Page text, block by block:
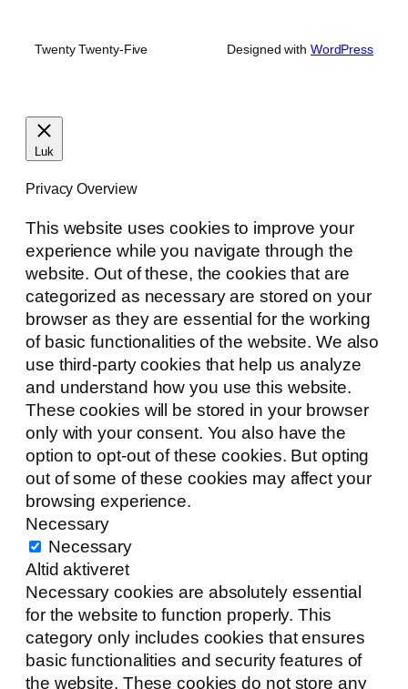
Twenty Twenty-Five Designed with WordPress
Luk
Privacy Overview
This website uses cookies to improve your
experience while you navigate through the
website. Out of these, the cookies that are
categorized as necessary are stored on your
browser as they are essential for the working
of basic functionalities of the website. We also
use third-party cookies that help us analyze
and understand how you use this website.
These cookies will be stored in your browser
only with your consent. You also have the
option to opt-out of these cookies. But opting
out of some of these cookies may affect your
browsing experience.
Necessary
Necessary
Altid aktiveret
Necessary cookies are absolutely essential
for the website to function properly. This
category only includes cookies that ensures
basic functionalities and security features of
the website. These cookies do not store any